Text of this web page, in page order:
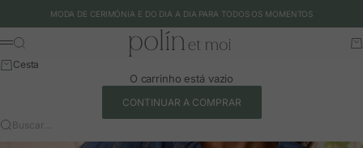
MODA DE CERIMÓNIA E DO DIA A DIA PARA TODOS OS MOMENTOS
Polín et moi - EU
Menu
Buscar
Cesta
O carrinho está vazio
CONTINUAR A COMPRAR
Buscar…